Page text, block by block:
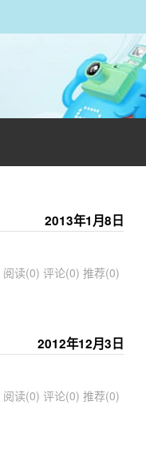
2013年1月8日
阅读(0) 评论(0) 推荐(0)
2012年12月3日
阅读(0) 评论(0) 推荐(0)